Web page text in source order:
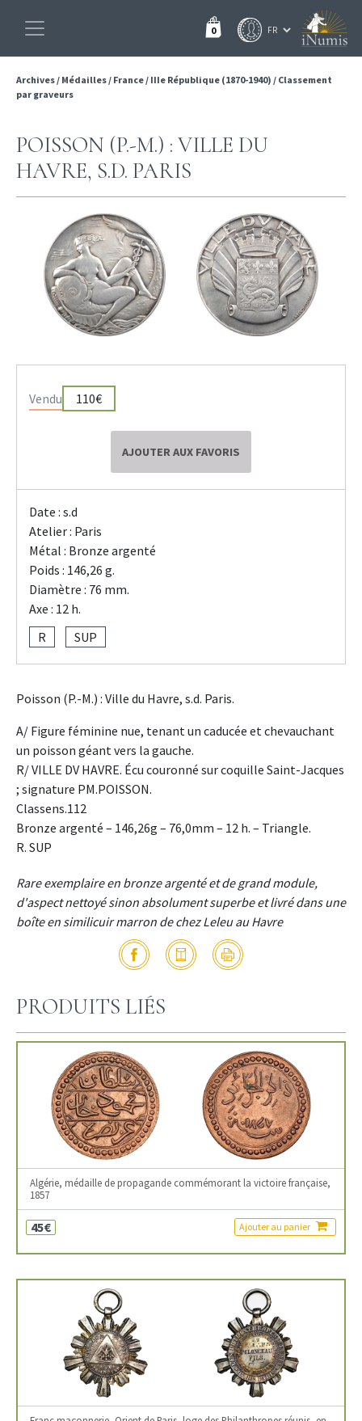
0
Archives/ Médailles/ France/ IIIe République (1870-1940) / Classement
par graveurs
POISSON (P.-M.) : VILLE DU
HAVRE, S.D. PARIS
Vendu 110€
AJOUTER AUX FAVORIS
Date : s.d
Atelier : Paris
Métal : Bronze argenté
Poids : 146,26 g.
Diamètre : 76 mm.
Axe : 12 h.
R
SUP
Poisson (P.-M.) : Ville du Havre, s.d. Paris.
A/ Figure féminine nue, tenant un caducée et chevauchant
un poisson géant vers la gauche.
R/ VILLE DV HAVRE. Écu couronné sur coquille Saint-Jacques
; signature PM.POISSON.
Classens.112
Bronze argenté – 146,26g – 76,0mm – 12 h. – Triangle.
R. SUP
Rare exemplaire en bronze argenté et de grand module,
d'aspect nettoyé sinon absolument superbe et livré dans une
boîte en similicuir marron de chez Leleu au Havre
PRODUITS LIÉS
Algérie, médaille de propagande commémorant la victoire française,
1857
45€ Ajouter au panier